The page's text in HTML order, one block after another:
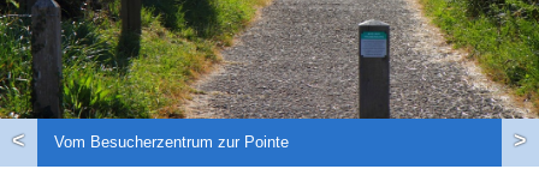
Vom Besucherzentrum zur Pointe
< >